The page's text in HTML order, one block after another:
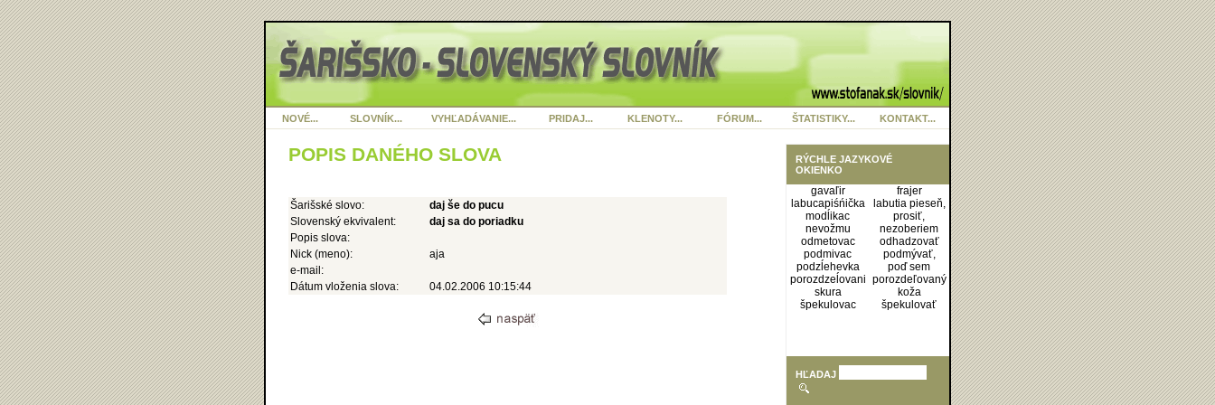
NOVÉ... SLOVNÍK... VYHĽADÁVANIE... PRIDAJ... KLENOTY... FÓRUM... ŠTATISTIKY... KONTAKT...
RÝCHLE JAZYKOVÉ
OKIENKO
gavaľir
frajer
labucapiśńička
labutia pieseň,
modĺikac
prosiť,
nevožmu
nezoberiem
odmetovac
odhadzovať
podmivac
podmývať,
podzĺehevka
poď sem
porozdzeĺovani porozdeľovaný
skura
koža
špekulovac
špekulovať
HĽADAJ
POPIS DANÉHO SLOVA
Šarišské slovo:
daj še do pucu
Slovenský ekvivalent:
daj sa do poriadku
Popis slova:
Nick (meno):
aja
e-mail:
Dátum vloženia slova:
04.02.2006 10:15:44